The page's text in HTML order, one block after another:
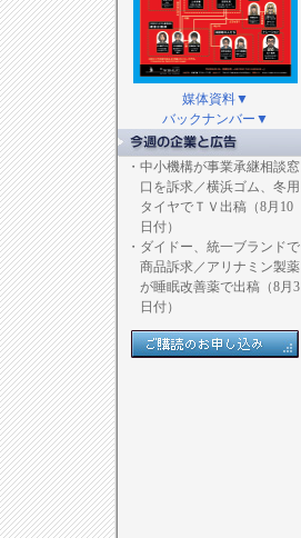
媒体資料▼
バックナンバー▼
・ 中小機構が事業承継相談窓
口を訴求／横浜ゴム、冬用
タイヤでＴＶ出稿（8月10
日付）
・ ダイドー、統一ブランドで
商品訴求／アリナミン製薬
が睡眠改善薬で出稿（8月3
日付）